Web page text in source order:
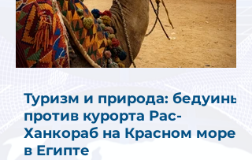
Туризм и природа: бедуины
против курорта Рас-
Ханкораб на Красном море
в Египте